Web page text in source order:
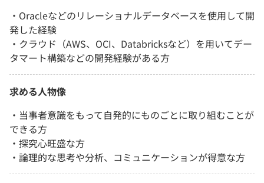
・Oracleなどのリレーショナルデータベースを使用して開
発した経験
・クラウド（AWS、OCI、Databricksなど）を用いてデー
タマート構築などの開発経験がある方
求める人物像
・当事者意識をもって自発的にものごとに取り組むことが
できる方
・探究心旺盛な方
・論理的な思考や分析、コミュニケーションが得意な方